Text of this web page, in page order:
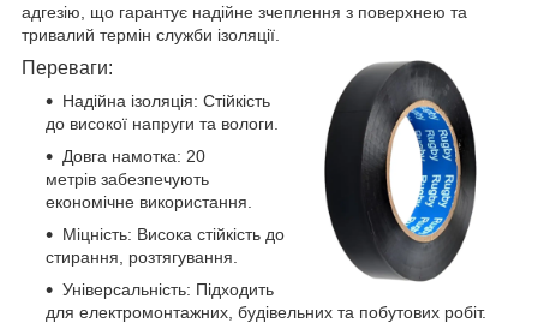
адгезію, що гарантує надійне зчеплення з поверхнею та
тривалий термін служби ізоляції.
Переваги:
Надійна ізоляція: Стійкість
до високої напруги та вологи.
Довга намотка: 20
метрів забезпечують
економічне використання.
Міцність: Висока стійкість до
стирання, розтягування.
Універсальність: Підходить
для електромонтажних, будівельних та побутових робіт.